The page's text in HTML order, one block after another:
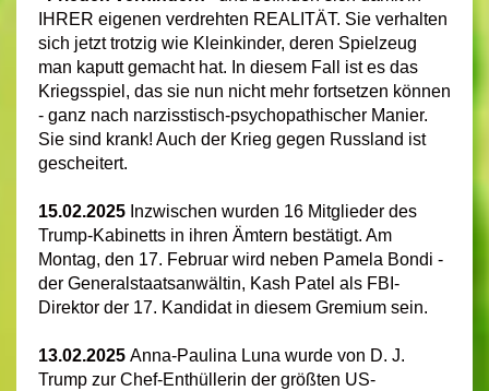
IHRER eigenen verdrehten REALITÄT. Sie verhalten
sich jetzt trotzig wie Kleinkinder, deren Spielzeug
man kaputt gemacht hat. In diesem Fall ist es das
Kriegsspiel, das sie nun nicht mehr fortsetzen können
- ganz nach narzisstisch-psychopathischer Manier.
Sie sind krank! Auch der Krieg gegen Russland ist
gescheitert.
15.02.2025 nzwischen wurden 16 Mitglieder des
Trump-Kabinetts in ihren Ämtern bestätigt. Am
Montag, den 17. Februar wird neben Pamela Bondi -
der Generalstaatsanwältin, Kash Patel als FBI-
Direktor der 17. Kandidat in diesem Gremium sein.
13.02.2025 Anna-Paulina Luna wurde von D. J.
Trump zur Chef-Enthüllerin der größten US-